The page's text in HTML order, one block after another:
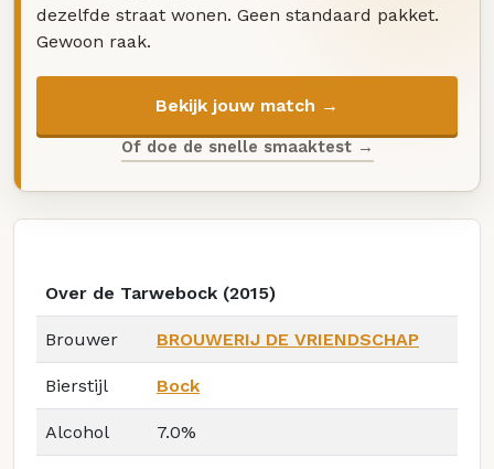
dezelfde straat wonen. Geen standaard pakket.
Gewoon raak.
Bekijk jouw match →
Of doe de snelle smaaktest →
Over de Tarwebock (2015)
Brouwer BROUWERIJ DE VRIENDSCHAP
Bierstijl Bock
Alcohol 7.0%